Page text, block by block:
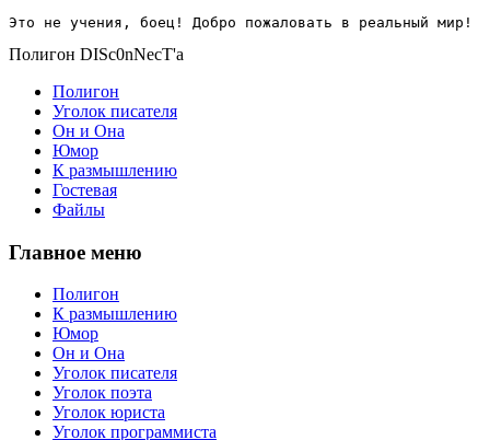
Это не учения, боец! Добро пожаловать в реальный мир!
Полигон DISc0nNecT'a
Полигон
Уголок писателя
Он и Она
Юмор
К размышлению
Гостевая
Файлы
Главное меню
Полигон
К размышлению
Юмор
Он и Она
Уголок писателя
Уголок поэта
Уголок юриста
Уголок программиста